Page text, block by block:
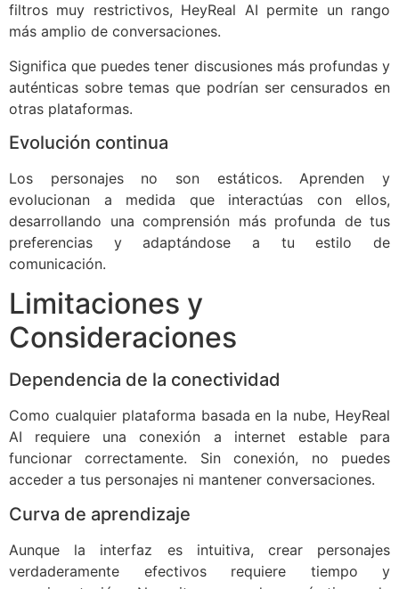
filtros muy restrictivos, HeyReal AI permite un rango
más amplio de conversaciones.
Significa que puedes tener discusiones más profundas y
auténticas sobre temas que podrían ser censurados en
otras plataformas.
Evolución continua
Los personajes no son estáticos. Aprenden y
evolucionan a medida que interactúas con ellos,
desarrollando una comprensión más profunda de tus
preferencias y adaptándose a tu estilo de
comunicación.
Limitaciones y
Consideraciones
Dependencia de la conectividad
Como cualquier plataforma basada en la nube, HeyReal
AI requiere una conexión a internet estable para
funcionar correctamente. Sin conexión, no puedes
acceder a tus personajes ni mantener conversaciones.
Curva de aprendizaje
Aunque la interfaz es intuitiva, crear personajes
verdaderamente efectivos requiere tiempo y